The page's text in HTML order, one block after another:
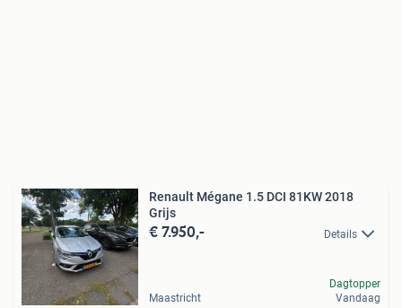
Renault Mégane 1.5 DCI 81KW 2018
Grijs
€ 7.950,- Details
Maastricht
Dagtopper
Vandaag